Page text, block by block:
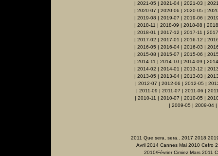
| 2021-05 | 2021-04| 2021-03 |
| 2020-07 | 2020-06 | 2020-05 |
| 2019-08 | 2019-07 | 2019-06 |
| 2018-11 | 2018-09 | 2018-08 |
| 2018-01 | 2017-12 | 2017-11 |
| 2017-02 | 2017-01 | 2016-12 |
| 2016-05 | 2016-04 | 2016-03 |
| 2015-08 | 2015-07 | 2015-06 |
| 2014-11 | 2014-10 | 2014-09 |
| 2014-02 | 2014-01 | 2013-12 |
| 2013-05 | 2013-04 | 2013-03 |
| 2012-07 | 2012-06 | 2012-05 |
| 2011-09 | 2011-07 | 2011-06 |
| 2010-11 | 2010-07 | 2010-05 |
| 2009-05 | 2009-04 |
2011 Que sera, sera.. 2017 2018
Avril 2014 Cannes Mai 2010 Cefro
2010/Février Cimiez Mars 2011